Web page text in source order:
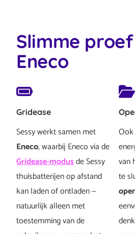
Slimme
Eneco
Gridease
Sessy werkt samen met
Eneco, waarbij Eneco via de
Gridease-modusde Sessy
thuisbatterijen op afstand
kan laden of ontladen —
natuurlijk alleen met
toestemming van de
van
te